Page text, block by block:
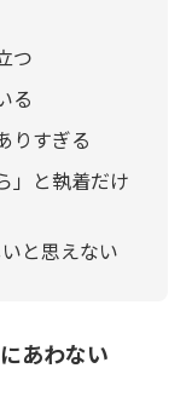
つ
る
りすぎる
」と執着だけ
と思えない
あわない